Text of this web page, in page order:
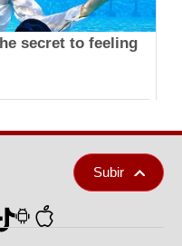
secret to feeling
Subir